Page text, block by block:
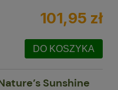
101,95 zł
DO KOSZYKA
Sunshine